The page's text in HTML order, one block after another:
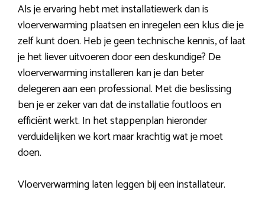
Als je ervaring hebt met installatiewerk dan is
vloerverwarming plaatsen en inregelen een klus die je
zelf kunt doen. Heb je geen technische kennis, of laat
je het liever uitvoeren door een deskundige? De
vloerverwarming installeren kan je dan beter
delegeren aan een professional. Met die beslissing
ben je er zeker van dat de installatie foutloos en
efficiënt werkt. In het stappenplan hieronder
verduidelijken we kort maar krachtig wat je moet
doen.
Vloerverwarming laten leggen bij een installateur.